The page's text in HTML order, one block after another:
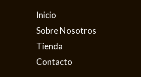
Inicio
Sobre Nosotros
Tienda
Contacto